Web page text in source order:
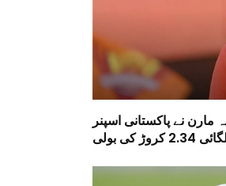
نے پاکستانی اسپنر
کی بولی